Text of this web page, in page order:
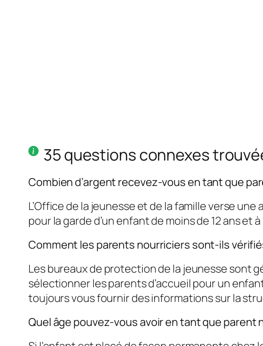
35 questions connexes
Combien d’argent recevez-vous en tant que
L’Office de la jeunesse et de la famille verse une
pour la garde d’un enfant de moins de 12 ans
Comment les parents nourriciers sont-ils
Les bureaux de protection de la jeunesse sont
sélectionner les parents d’accueil pour un
toujours vous fournir des informations sur la
Quel âge pouvez-vous avoir en tant que parent